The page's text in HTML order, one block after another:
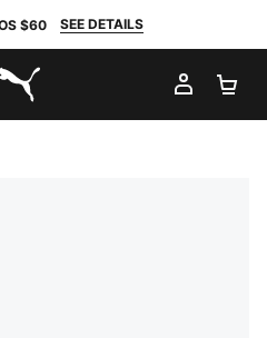
$60 SEE DETAILS
MI